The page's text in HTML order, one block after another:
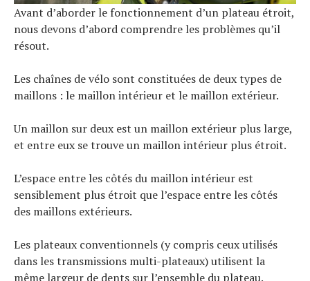
Avant d’aborder le fonctionnement d’un plateau étroit,
nous devons d’abord comprendre les problèmes qu’il
résout.
Les chaînes de vélo sont constituées de deux types de
maillons : le maillon intérieur et le maillon extérieur.
Un maillon sur deux est un maillon extérieur plus large,
et entre eux se trouve un maillon intérieur plus étroit.
L’espace entre les côtés du maillon intérieur est
sensiblement plus étroit que l’espace entre les côtés
des maillons extérieurs.
Les plateaux conventionnels (y compris ceux utilisés
dans les transmissions multi-plateaux) utilisent la
même largeur de dents sur l’ensemble du plateau.